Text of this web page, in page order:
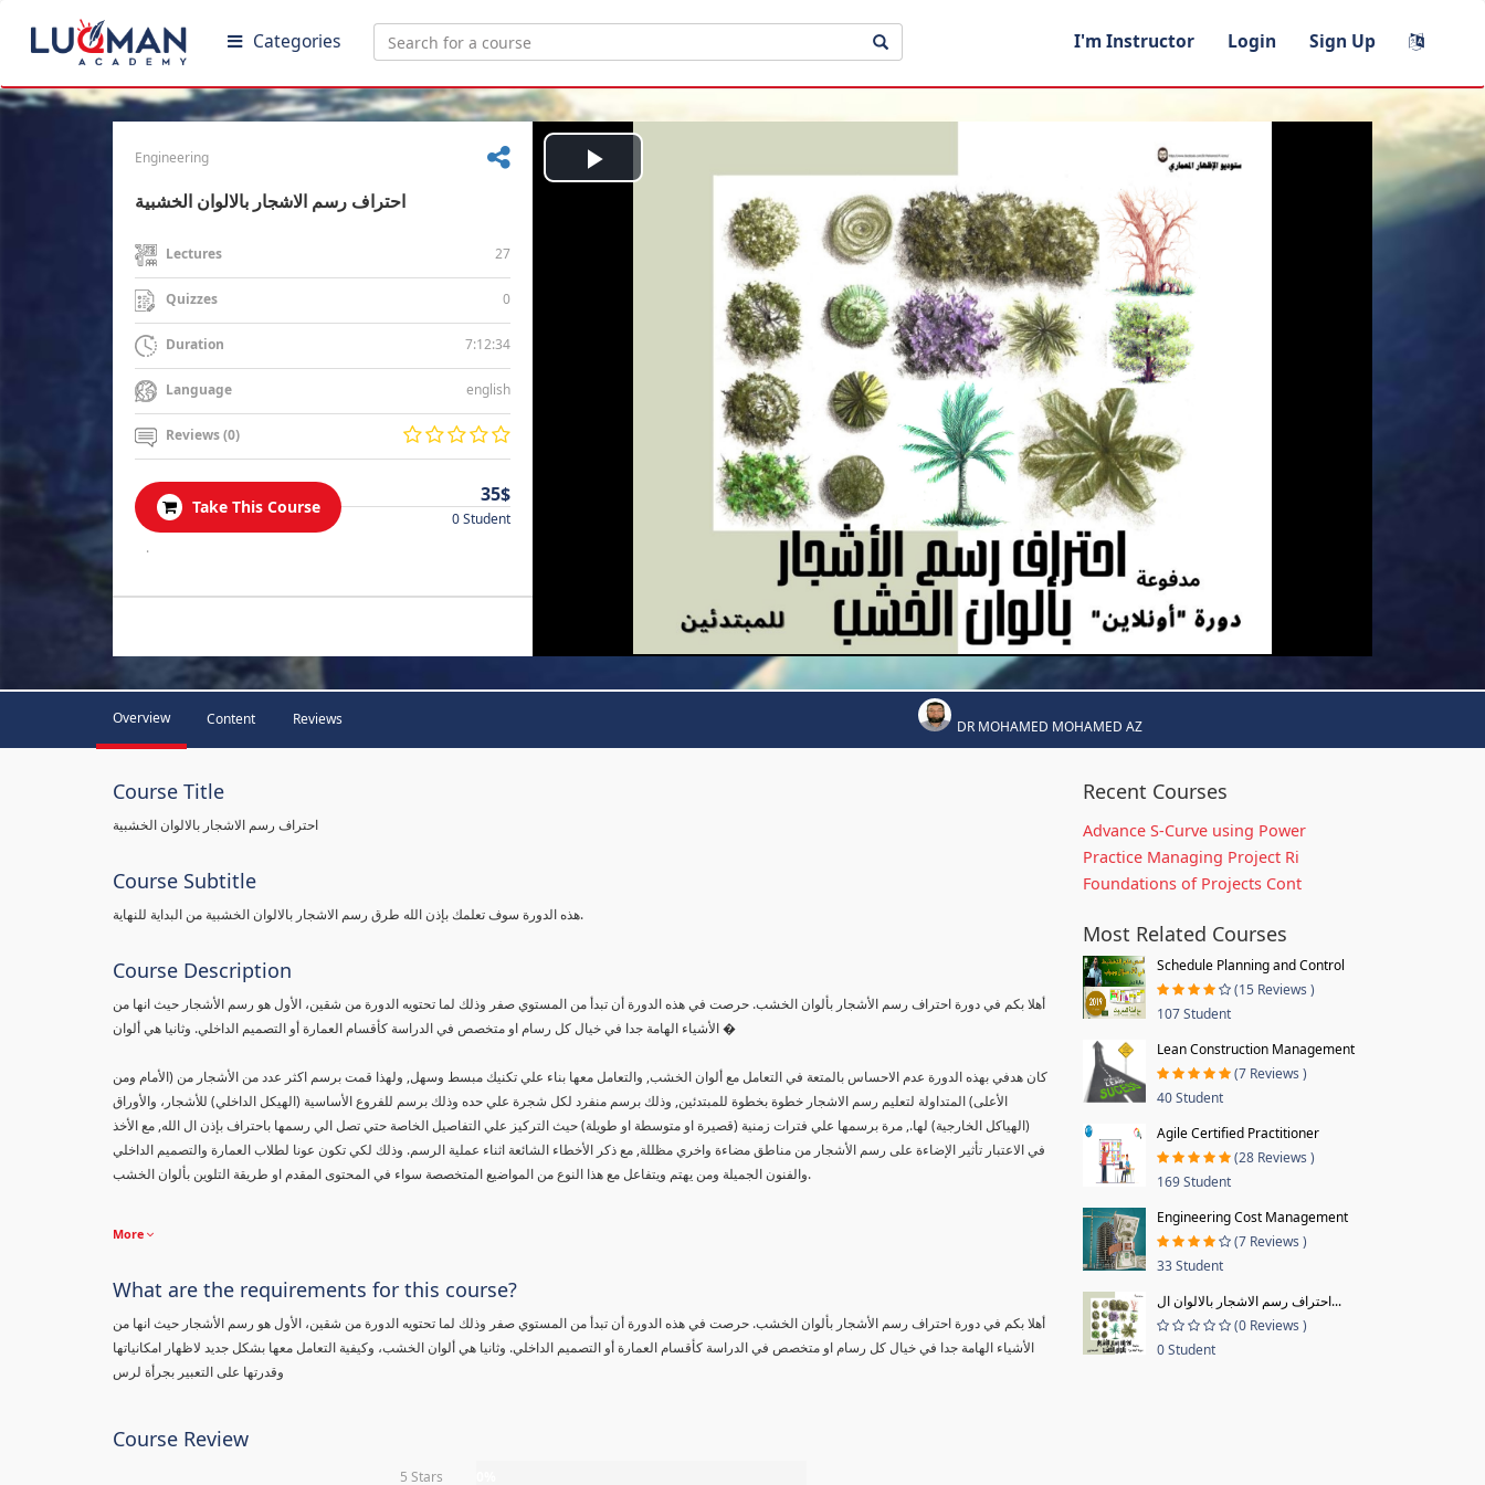
Categories I'm Instructor Login Sign Up
Engineering
احتراف رسم الاشجار بالالوان الخشبية
Lectures 27
Quizzes 0
Duration 7:12:34
Language english
Reviews (0)
Take This Course
35$
0 Student
.
Play
Overview Content Reviews DR MOHAMED MOHAMED AZ
Course Title
احتراف رسم الاشجار بالالوان الخشبية
Course Subtitle
هذه الدورة سوف تعلمك بإذن الله طرق رسم الاشجار بالالوان الخشبية من البداية للنهاية.
Course Description
أهلا بكم في دورة احتراف رسم الأشجار بألوان الخشب. حرصت في هذه الدورة أن تبدأ من المستوي صفر وذلك لما تحتويه الدورة من شقين، الأول هو رسم الأشجار حيث انها من
الأشياء الهامة جدا في خيال كل رسام او متخصص في الدراسة كأقسام العمارة أو التصميم الداخلي. وثانيا هي ألوان �
كان هدفي بهذه الدورة عدم الاحساس بالمتعة في التعامل مع ألوان الخشب, والتعامل معها بناء علي تكنيك مبسط وسهل, ولهذا قمت برسم اكثر عدد من الأشجار من (الأمام ومن
الأعلى) المتداولة لتعليم رسم الاشجار خطوة بخطوة للمبتدئين, وذلك برسم منفرد لكل شجرة علي حده وذلك برسم للفروع الأساسية (الهيكل الداخلي) للأشجار، والأوراق
(الهياكل الخارجية) لها., مرة برسمها علي فترات زمنية (قصيرة او متوسطة او طويلة) حيث التركيز علي التفاصيل الخاصة حتي تصل الي رسمها باحتراف بإذن ال الله, مع الأخذ
في الاعتبار تأثير الإضاءة على رسم الأشجار من مناطق مضاءة واخري مظللة, مع ذكر الأخطاء الشائعة اثناء عملية الرسم. وذلك لكي تكون عونا لطلاب العمارة والتصميم الداخلي
والفنون الجميلة ومن يهتم ويتفاعل مع هذا النوع من المواضيع المتخصصة سواء في المحتوى المقدم او طريقة التلوين بألوان الخشب.
More
What are the requirements for this course?
أهلا بكم في دورة احتراف رسم الأشجار بألوان الخشب. حرصت في هذه الدورة أن تبدأ من المستوي صفر وذلك لما تحتويه الدورة من شقين، الأول هو رسم الأشجار حيث انها من
الأشياء الهامة جدا في خيال كل رسام او متخصص في الدراسة كأقسام العمارة أو التصميم الداخلي. وثانيا هي ألوان الخشب، وكيفية التعامل معها بشكل جديد لاظهار امكانياتها
وقدرتها على التعبير بجرأة لرس
Course Review
5 Stars
Recent Courses
Advance S-Curve using Power
Practice Managing Project Ri
Foundations of Projects Cont
Most Related Courses
Schedule Planning and Control
(15 Reviews )
107 Student
Lean Construction Management
(7 Reviews )
40 Student
Agile Certified Practitioner
(28 Reviews )
169 Student
Engineering Cost Management
(7 Reviews )
33 Student
احتراف رسم الاشجار بالالوان ال...
(0 Reviews )
0 Student